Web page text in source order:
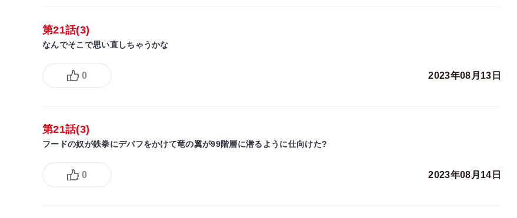
第21話(3)
なんでそこで思い直しちゃうかな
0 2023年08月13日
第21話(3)
フードの奴が鉄拳にデバフをかけて竜の翼が99階層に潜るように仕向けた?
0 2023年08月14日